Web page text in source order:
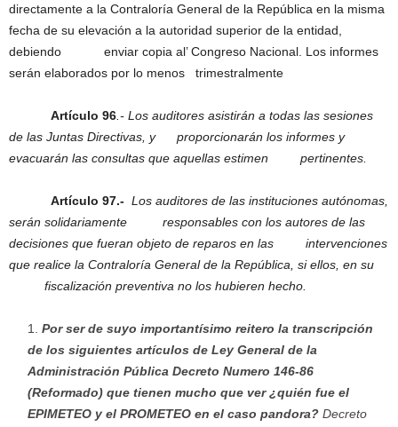
directamente a la Contraloría General de la República en la misma
fecha de su elevación a la autoridad superior de la entidad,
debiendo enviar copia al’ Congreso Nacional. Los informes
serán elaborados por lo menos trimestralmente
Artículo 96 .- Los auditores asistirán a todas las sesiones
de las Juntas Directivas, y proporcionarán los informes y
evacuarán las consultas que aquellas estimen pertinentes.
Artículo 97.- Los auditores de las instituciones autónomas,
serán solidariamente responsables con los autores de las
decisiones que fueran objeto de reparos en las intervenciones
que realice la Contraloría General de la República, si ellos, en su
fiscalización preventiva no los hubieren hecho.
Por ser de suyo importantísimo reitero la transcripción
de los siguientes artículos de Ley General de la
Administración Pública Decreto Numero 146-86
(Reformado) que tienen mucho que ver ¿quién fue el
EPIMETEO y el PROMETEO en el caso pandora? Decreto